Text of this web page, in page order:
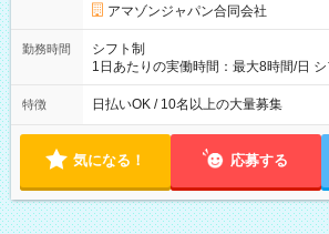
です。
アマゾンジャパン合同会社
勤務時間
シフト制
1日あたりの実働時間：最大8時間/日
特徴 日払いOK / 10名以上の大量募集
気になる！ 応募する